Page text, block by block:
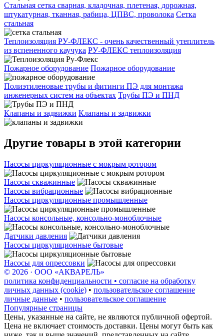
Стальная сетка сварная, кладочная, плетеная, дорожная,
штукатурная, тканная, рабица, ЦПВС, проволока Сетка
стальная
Теплоизоляция РУ-ФЛЕКС - очень качественный утеплитель
из вспененного каучука РУ-ФЛЕКС теплоизоляция
Пожарное оборудование Пожарное оборудование
Полиэтиленовые трубы и фитинги ПЭ для монтажа
инженерных систем на объектах Трубы ПЭ и ПНД
Клапаны и задвижки Клапаны и задвижки
Другие товары в этой категории
Насосы циркуляционные с мокрым ротором
Насосы скважинные
Насосы вибрационные
Насосы циркуляционные промышленные
Насосы консольные, консольно-моноблочные
Датчики давления
Насосы циркуляционные бытовые
Насосы для опрессовки
© 2026 · ООО «АКВАРЕЛЬ»
политика конфиденциальности • согласие на обработку
личных данных (cookie) • пользовательское соглашение
личные данные • пользовательское соглашение
Популярные страницы
Цены, указанные на сайте, не являются публичной офертой.
Цена не включает стоимость доставки. Цены могут быть как